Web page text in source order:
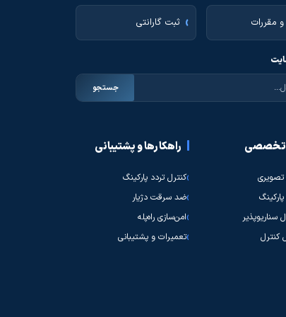
مقررات ثبت گارانتی
جستجو
تخصصی
تصویری
کنترل
راهکارها و پشتیبانی
کنترل تردد پارکینگ
ضد سرقت دژیار
امن‌سازی راه‌پله
تعمیرات و پشتیبانی